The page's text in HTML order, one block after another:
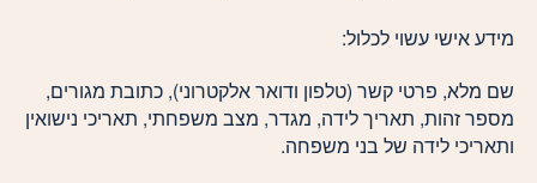
מידע אישי עשוי לכלול:
שם מלא, פרטי קשר (טלפון ודואר אלקטרוני), כתובת מגורים,
מספר זהות, תאריך לידה, מגדר, מצב משפחתי, תאריכי נישואין
ותאריכי לידה של בני משפחה.